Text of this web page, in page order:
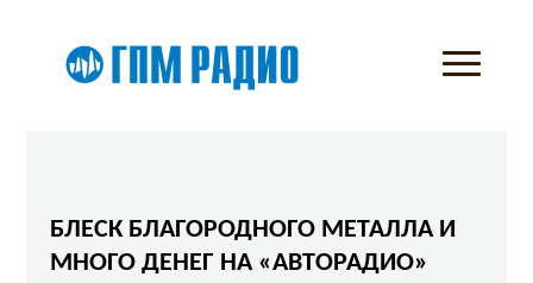
БЛЕСК БЛАГОРОДНОГО МЕТАЛЛА И
МНОГО ДЕНЕГ НА «АВТОРАДИО»